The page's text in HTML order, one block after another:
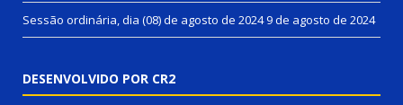
Sessão ordinária, dia (08) de agosto de 20249 de agosto de 2024
DESENVOLVIDO POR CR2